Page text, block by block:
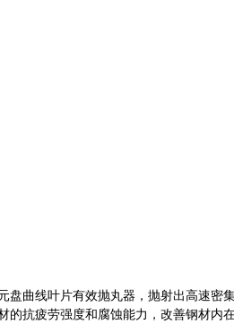
曲线叶片有效抛丸器，抛射出高速密
抗疲劳强度和腐蚀能力，改善钢材内